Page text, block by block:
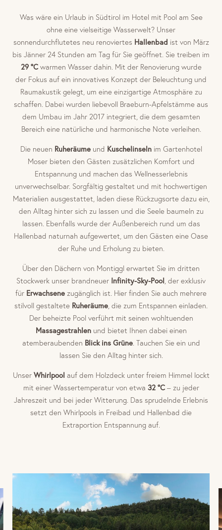
Was wäre ein Urlaub in Südtirol im Hotel mit Pool am See
ohne eine vielseitige Wasserwelt? Unser
sonnendurchflutetes neu renoviertes Hallenbad ist von März
bis Jänner 24 Stunden am Tag für Sie geöffnet. Sie treiben im
29 °Cwarmen Wasser dahin. Mit der Renovierung wurde
der Fokus auf ein innovatives Konzept der Beleuchtung und
Raumakustik gelegt, um eine einzigartige Atmosphäre zu
schaffen. Dabei wurden liebevoll Braeburn-Apfelstämme aus
dem Umbau im Jahr 2017 integriert, die dem gesamten
Bereich eine natürliche und harmonische Note verleihen.
Die neuen Ruheräumeund Kuschelinselnim Gartenhotel
Moser bieten den Gästen zusätzlichen Komfort und
Entspannung und machen das Wellnesserlebnis
unverwechselbar. Sorgfältig gestaltet und mit hochwertigen
Materialien ausgestattet, laden diese Rückzugsorte dazu ein,
den Alltag hinter sich zu lassen und die Seele baumeln zu
lassen. Ebenfalls wurde der Außenbereich rund um das
Hallenbad naturnah aufgewertet, um den Gästen eine Oase
der Ruhe und Erholung zu bieten.
Über den Dächern von Montiggl erwartet Sie im dritten
Stockwerk unser brandneuer Infinity-Sky-Pool , der exklusiv
für Erwachsene zugänglich ist. Hier finden Sie auch mehrere
stilvoll gestaltete Ruheräume , die zum Entspannen einladen.
Der beheizte Pool verführt mit seinen wohltuenden
Massagestrahlenund bietet Ihnen dabei einen
atemberaubenden Blick ins Grüne. Tauchen Sie ein und
lassen Sie den Alltag hinter sich.
Unser Whirlpool auf dem Holzdeck unter freiem Himmel lockt
mit einer Wassertemperatur von etwa 32 °C– zu jeder
Jahreszeit und bei jeder Witterung. Das sprudelnde Erlebnis
setzt den Whirlpools in Freibad und Hallenbad die
Extraportion Entspannung auf.